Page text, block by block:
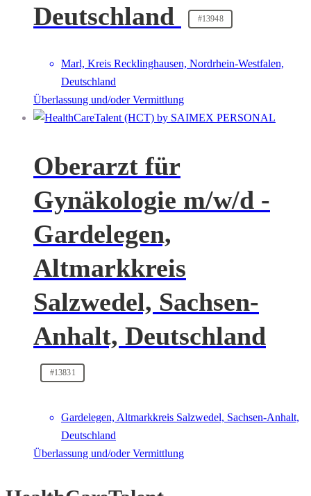
Deutschland
#13948
Marl, Kreis Recklinghausen, Nordrhein-Westfalen,
Deutschland
Überlassung und/oder Vermittlung
Oberarzt für
Gynäkologie m/w/d -
Gardelegen,
Altmarkkreis
Salzwedel, Sachsen-
Anhalt, Deutschland
#13831
Gardelegen, Altmarkkreis Salzwedel, Sachsen-Anhalt,
Deutschland
Überlassung und/oder Vermittlung